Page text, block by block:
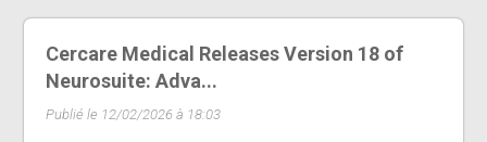
Cercare Medical Releases Version 18 of
Neurosuite: Adva...
Publié le 12/02/2026 à 18:03